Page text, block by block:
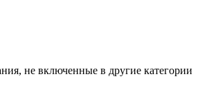
не включенные в другие категории